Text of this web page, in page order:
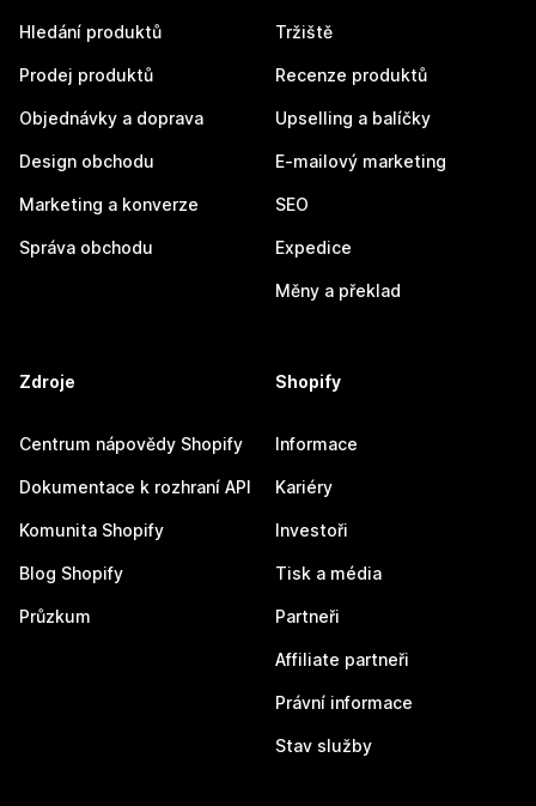
Hledání produktů
Prodej produktů
Objednávky a doprava
Design obchodu
Marketing a konverze
Správa obchodu
Tržiště
Recenze produktů
Upselling a balíčky
E-mailový marketing
SEO
Expedice
Měny a překlad
Zdroje
Centrum nápovědy Shopify
Dokumentace k rozhraní API
Komunita Shopify
Blog Shopify
Průzkum
Shopify
Informace
Kariéry
Investoři
Tisk a média
Partneři
Affiliate partneři
Právní informace
Stav služby